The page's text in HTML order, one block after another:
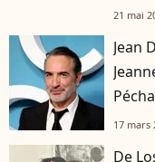
21 mai
Jean
17 mars
De